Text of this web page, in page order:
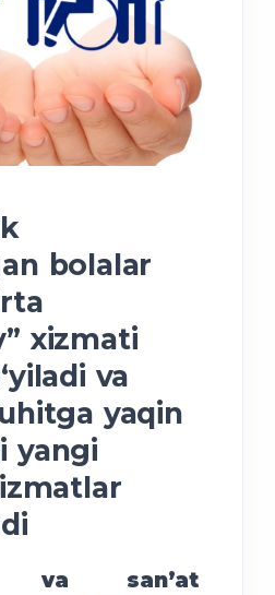
bolalar
xizmati
va
yaqin
yangi
va sanʼat